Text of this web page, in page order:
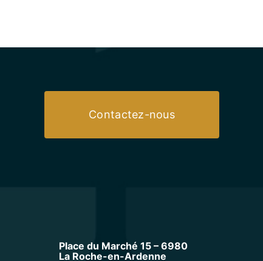
Contactez-nous
Place du Marché 15 – 6980
La Roche-en-Ardenne